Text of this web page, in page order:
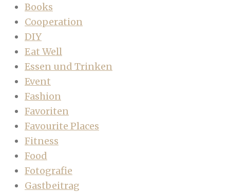
Books
Cooperation
DIY
Eat Well
Essen und Trinken
Event
Fashion
Favoriten
Favourite Places
Fitness
Food
Fotografie
Gastbeitrag